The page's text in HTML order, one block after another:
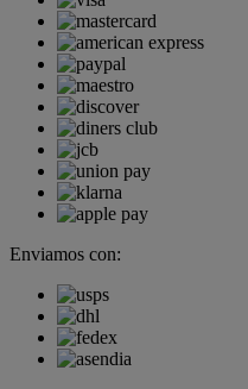
Enviamos con: